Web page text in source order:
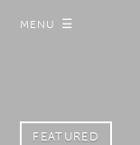
FEATURED
FEATURED
MENU ☰